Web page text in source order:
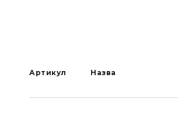
Артикул Назва